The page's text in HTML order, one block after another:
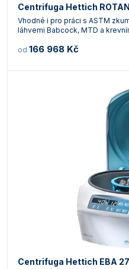
Centrifuga Hettich
Vhodné i pro práci s ASTM
láhvemi Babcock, MTD a
od 166 968 Kč
Centrifuga Hettich EBA